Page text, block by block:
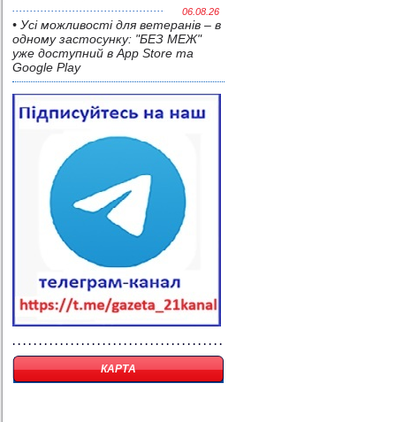
06.08.26
• Усі можливості для ветеранів – в
одному застосунку: "БЕЗ МЕЖ"
уже доступний в App Store та
Google Play
КАРТА